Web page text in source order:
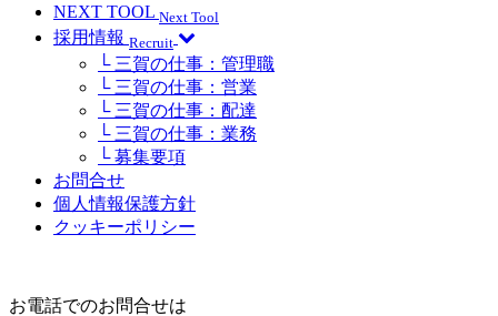
NEXT TOOL Next Tool
採用情報 Recruit
└ 三賀の仕事：管理職
└ 三賀の仕事：営業
└ 三賀の仕事：配達
└ 三賀の仕事：業務
└ 募集要項
お問合せ
個人情報保護方針
クッキーポリシー
お電話でのお問合せは